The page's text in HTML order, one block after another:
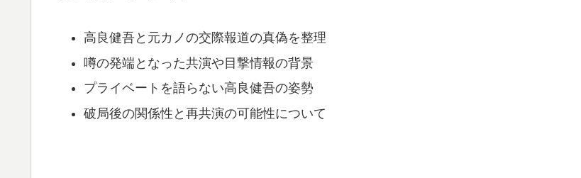
高良健吾と元カノの交際報道の真偽を整理
噂の発端となった共演や目撃情報の背景
プライベートを語らない高良健吾の姿勢
破局後の関係性と再共演の可能性について